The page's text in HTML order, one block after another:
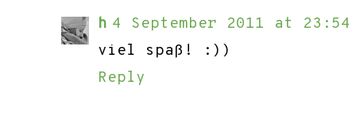
h 4 September 2011 at 23:54
viel spaß! :))
Reply